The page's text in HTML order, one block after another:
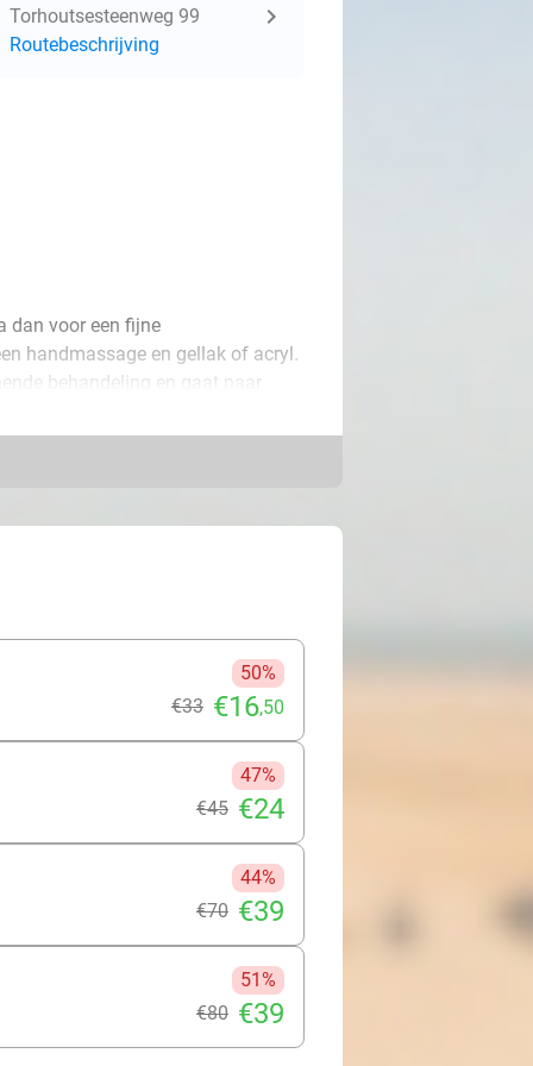
Torhoutsesteenweg 99
Routebeschrijving
dan voor een fijne
handmassage en gellak of acryl.
behandeling en gaat naar
lente- en zomermaanden? Kies
50%
€33 €16,50
47%
€45 €24
44%
€70 €39
51%
€80 €39